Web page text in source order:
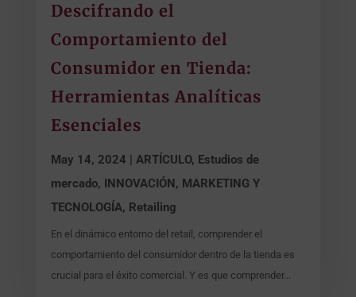
Descifrando el
Comportamiento del
Consumidor en Tienda:
Herramientas Analíticas
Esenciales
May 14, 2024 | ARTÍCULO, Estudios de
mercado, INNOVACIÓN, MARKETING Y
TECNOLOGÍA, Retailing
En el dinámico entorno del retail, comprender el
comportamiento del consumidor dentro de la tienda es
crucial para el éxito comercial. Y es que comprender...